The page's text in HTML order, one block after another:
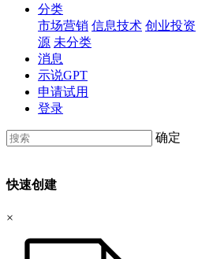
分类
市场营销 信息技术 创业投资
源 未分类
消息
示说GPT
申请试用
登录
确定
快速创建
×